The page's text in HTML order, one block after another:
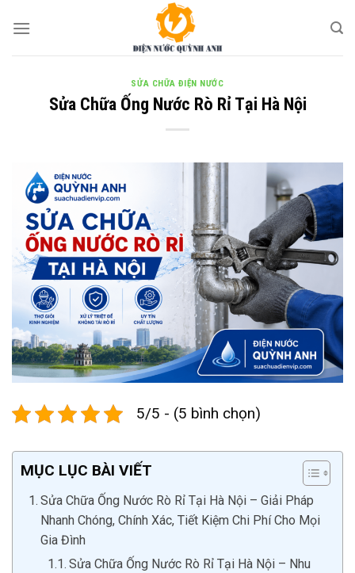
SỬA CHỮA ĐIỆN NƯỚC
Sửa Chữa Ống Nước Rò Rỉ Tại Hà Nội
5/5 - (5 bình chọn)
MỤC LỤC BÀI VIẾT
Sửa Chữa Ống Nước Rò Rỉ Tại Hà Nội – Giải Pháp
Nhanh Chóng, Chính Xác, Tiết Kiệm Chi Phí Cho Mọi
Gia Đình
Sửa Chữa Ống Nước Rò Rỉ Tại Hà Nội – Nhu